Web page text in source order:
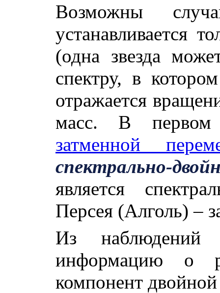
Возможны
устанавливается
(одна звезда
спектру, в
отражается
масс. В первом
затменной
спектрально-
является
Персея (Алголь) –
Из наблюдений
информацию о
компонент